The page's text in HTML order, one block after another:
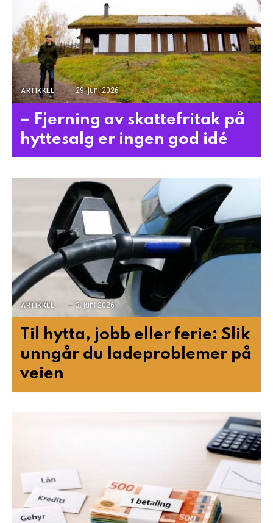
ARTIKKEL 29. juni 2026
– Fjerning av skattefritak på
hyttesalg er ingen god idé
ARTIKKEL 3. juni 2026
Til hytta, jobb eller ferie: Slik
unngår du ladeproblemer på
veien